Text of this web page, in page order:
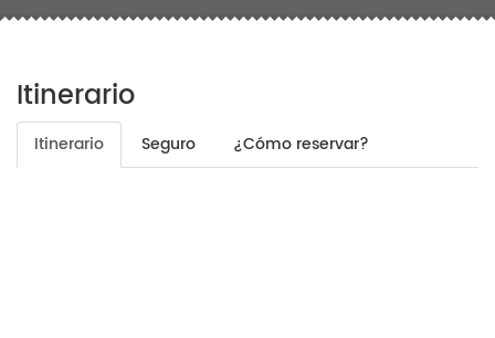
Itinerario
Itinerario Seguro ¿Cómo reservar?